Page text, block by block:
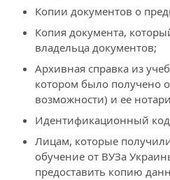
Копии документов о
Копия документа,
владельца документов;
Архивная справка из
котором было получено
возможности) и ее
Идентификационный код
Лицам, которые
обучение от ВУЗа
предоставить копию